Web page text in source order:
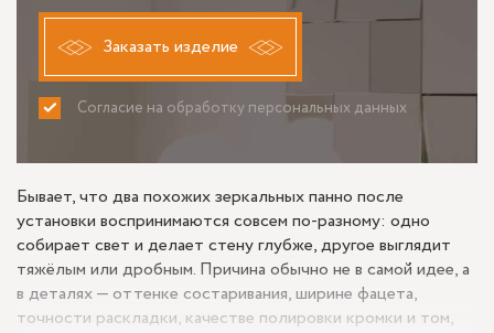
Заказать изделие
Согласие на обработку персональных данных
ПРИНИМАЮ НЕ ПРИНИМАЮ
Бывает, что два похожих зеркальных панно после
установки воспринимаются совсем по-разному: одно
собирает свет и делает стену глубже, другое выглядит
тяжёлым или дробным. Причина обычно не в самой идее, а
в деталях — оттенке состаривания, ширине фацета,
точности раскладки, качестве полировки кромки и том,